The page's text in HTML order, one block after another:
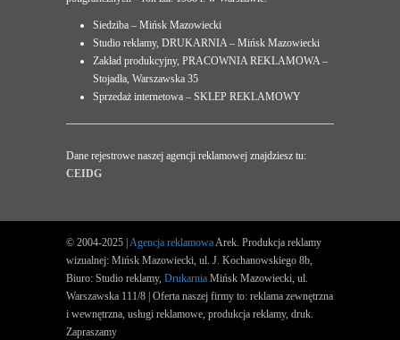
Siedziba – Mińsk Mazowiecki
Studio reklamy, DRUKARNIA – Mińsk Mazowiecki
Zakład produkcyjny, PRACOWNIA REKLAMOWA –
Stojadła, Warszawska 35
Sprzedaż internetowa – SKLEP REKLAMOWY
Dane rejestrowe naszej agencji reklamowej znajdziesz tu:
CEIDG
© 2004-2025 | Agencja reklamowa Arek. Produkcja reklamy
wizualnej: Mińsk Mazowiecki, ul. J. Kochanowskiego 8b,
Biuro: Studio reklamy, Drukarnia Mińsk Mazowiecki, ul.
Warszawska 111/8 | Oferta naszej firmy to: reklama zewnętrzna
i wewnętrzna, usługi reklamowe, produkcja reklamy, druk.
Zapraszamy